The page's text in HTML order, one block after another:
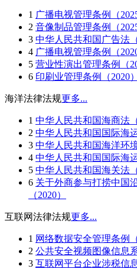
1 广播电视管理条例（2025
2 音像制品管理条例（2025
3 中华人民共和国广告法（
4 广播电视管理条例（2020
5 营业性演出管理条例（
6 印刷业管理条例（2020）
海洋法律法规更多...
1 中华人民共和国海商法（
2 中华人民共和国国际海
3 中华人民共和国海洋环
4 中华人民共和国国际海
5 中华人民共和国海关法（
6 关于外商参与打捞中国
（2020）
互联网法律法规更多...
1 网络数据安全管理条例（
2 公共安全视频图像信息
3 互联网平台企业涉税信